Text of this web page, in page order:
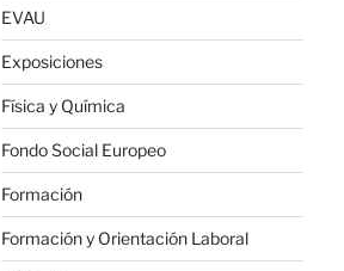
EVAU
Exposiciones
Física y Química
Fondo Social Europeo
Formación
Formación y Orientación Laboral